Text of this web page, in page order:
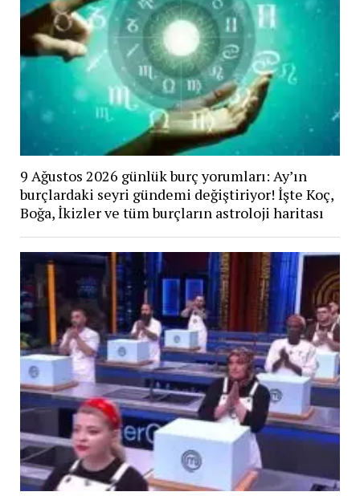
9 Ağustos 2026 günlük burç yorumları: Ay’ın
burçlardaki seyri gündemi değiştiriyor! İşte Koç,
Boğa, İkizler ve tüm burçların astroloji haritası